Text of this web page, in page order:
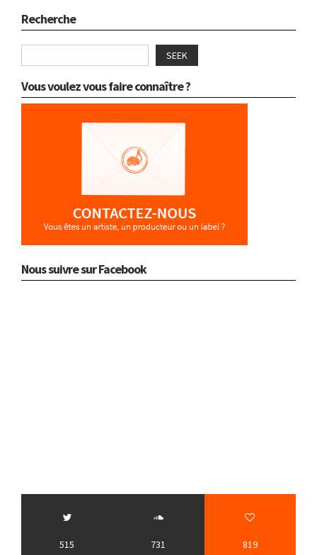
Recherche
SEEK
Vous voulez vous faire connaître ?
Nous suivre sur Facebook
515 731 819